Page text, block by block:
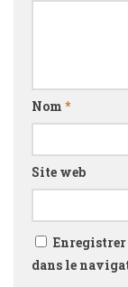
Nom *
Site web
Enregistrer
dans le